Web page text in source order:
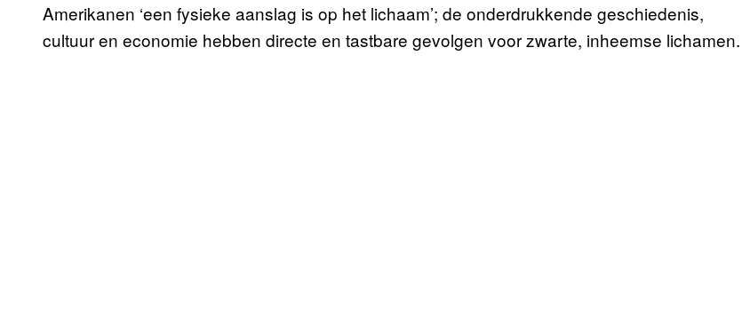
Amerikanen ‘een fysieke aanslag is op het lichaam’; de onderdrukkende geschiedenis,
cultuur en economie hebben directe en tastbare gevolgen voor zwarte, inheemse lichamen.